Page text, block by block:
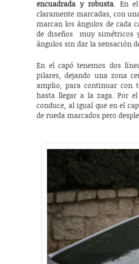
encuadrada y robusta. En
claramente marcadas, con
marcan los ángulos de cada
de diseños muy simétricos
ángulos sin dar la sensación
En el capó tenemos dos
pilares, dejando una zona
amplio, para continuar con
hasta llegar a la zaga. Por
conduce, al igual que en el
de rueda marcados pero